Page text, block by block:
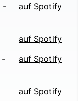
-
auf Spotify
auf Spotify
-
auf Spotify
auf Spotify